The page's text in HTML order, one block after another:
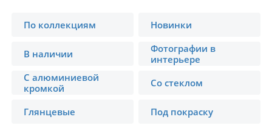
По коллекциям Новинки
В наличии
Фотографии в
интерьере
С алюминиевой
кромкой
Со стеклом
Глянцевые Под покраску